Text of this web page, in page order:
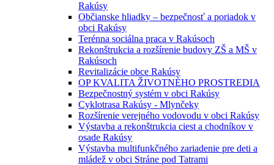
Rakúsy
Občianske hliadky – bezpečnosť a poriadok v
obci Rakúsy
Terénna sociálna praca v Rakúsoch
Rekonštrukcia a rozšírenie budovy ZŠ a MŠ v
Rakúsoch
Revitalizácie obce Rakúsy
OP KVALITA ŽIVOTNÉHO PROSTREDIA
Bezpečnostný systém v obci Rakúsy
Cyklotrasa Rakúsy - Mlynčeky
Rozšírenie verejného vodovodu v obci Rakúsy
Výstavba a rekonštrukcia ciest a chodníkov v
osade Rakúsy
Výstavba multifunkčného zariadenie pre deti a
mládež v obci Stráne pod Tatrami